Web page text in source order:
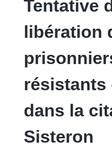
Tentative
libération
résistants
dans la
Sisteron